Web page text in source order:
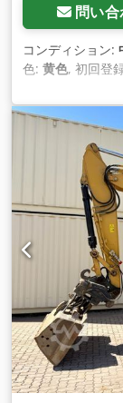
問い
コンディション:
色: 黄色, 初回登